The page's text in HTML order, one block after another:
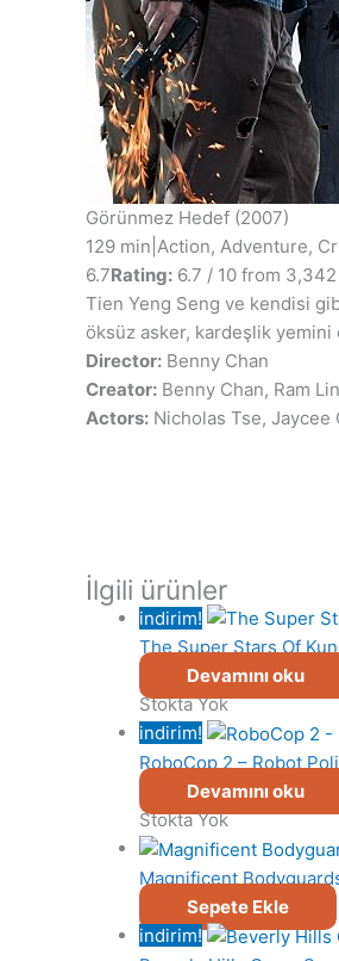
Görünmez Hedef (2007)
129 min Action, Adventure,
6.7Rating: 6.7 / 10 from
Tien Yeng Seng ve kendisi
öksüz asker, kardeşlik
Director: Benny Chan
Creator: Benny Chan, Ram
Actors: Nicholas Tse, Jaycee
İlgili ürünler
indirim!
The Super Stars Of
Devamını oku
Stokta Yok
indirim!
RoboCop 2 – Robot
Devamını oku
Stokta Yok
Magnificent
Sepete Ekle
indirim!